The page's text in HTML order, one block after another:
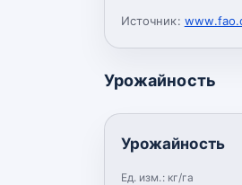
Источник:
Урожайность
Урожайность
Ед. изм.: кг/га